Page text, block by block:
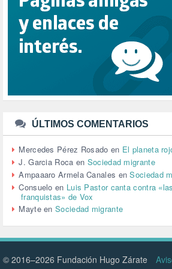
REPUBLICA (1)
SALUD (108)
SENSIBILIZACIÓN (576)
SINDICATOS (12)
TTIP (6)
URBANISMO (1)
URBANIZACIÓN (1)
VEJEZ (1)
VENEZUELA (3)
VENEZULA (1)
VIAJES (1)
VIOLENCIA (2)
VIOLENCIA DE GÉNERO (223)
VIVIENDA (9)
VOLODIMIR ZELENSKY (1)
ÚLTIMOS COMENTARIOS
Mercedes Pérez Rosado en El planeta
J. Garcia Roca en Sociedad migrante
Ampaaaro Armela Canales enSociedad
Consuelo en Luis Pastor canta contra
franquistas» de Vox
MayteenSociedad migrante
© 2016–2026 Fundación Hugo Zárate